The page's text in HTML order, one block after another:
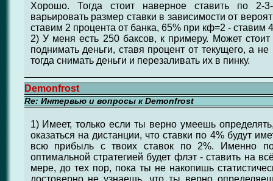
Хорошо. Тогда стоит наверное ставить по
варьировать размер ставки в зависимости от
ставим 2 процента от банка, 65% при кф=2 - ставим
2) У меня есть 250 баксов, к примеру. Может
поднимать деньги, ставя процент от текущего, а не
тогда снимать деньги и перезаливать их в пинку.
Demonfrost
Re: Интервью и вопросы к Demonfrost
1) Имеет, только если ты верно умеешь
оказаться на дистанции, что ставки по 4% будут
всю прибыль с твоих ставок по 2%. Именно
оптимальной стратегией будет флэт - ставить на
мере, до тех пор, пока ты не накопишь
достоверно не узнаешь, что ты верно